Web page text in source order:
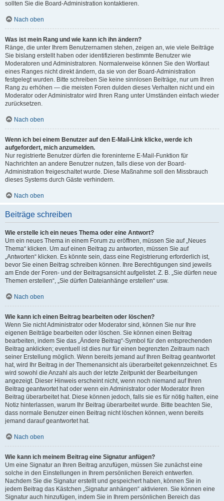
sollten Sie die Board-Administration kontaktieren.
Nach oben
Was ist mein Rang und wie kann ich ihn ändern?
Ränge, die unter Ihrem Benutzernamen stehen, zeigen an, wie viele Beiträge
Sie bislang erstellt haben oder identifizieren bestimmte Benutzer wie
Moderatoren und Administratoren. Normalerweise können Sie den Wortlaut
eines Ranges nicht direkt ändern, da sie von der Board-Administration
festgelegt wurden. Bitte schreiben Sie keine sinnlosen Beiträge, nur um Ihren
Rang zu erhöhen — die meisten Foren dulden dieses Verhalten nicht und ein
Moderator oder Administrator wird Ihren Rang unter Umständen einfach wieder
zurücksetzen.
Nach oben
Wenn ich bei einem Benutzer auf den E-Mail-Link klicke, werde ich
aufgefordert, mich anzumelden.
Nur registrierte Benutzer dürfen die foreninterne E-Mail-Funktion für
Nachrichten an andere Benutzer nutzen, falls diese von der Board-
Administration freigeschaltet wurde. Diese Maßnahme soll den Missbrauch
dieses Systems durch Gäste verhindern.
Nach oben
Beiträge schreiben
Wie erstelle ich ein neues Thema oder eine Antwort?
Um ein neues Thema in einem Forum zu eröffnen, müssen Sie auf „Neues
Thema“ klicken. Um auf einen Beitrag zu antworten, müssen Sie auf
„Antworten“ klicken. Es könnte sein, dass eine Registrierung erforderlich ist,
bevor Sie einen Beitrag schreiben können. Ihre Berechtigungen sind jeweils
am Ende der Foren- und der Beitragsansicht aufgelistet. Z. B. „Sie dürfen neue
Themen erstellen“, „Sie dürfen Dateianhänge erstellen“ usw.
Nach oben
Wie kann ich einen Beitrag bearbeiten oder löschen?
Wenn Sie nicht Administrator oder Moderator sind, können Sie nur Ihre
eigenen Beiträge bearbeiten oder löschen. Sie können einen Beitrag
bearbeiten, indem Sie das „Ändere Beitrag“-Symbol für den entsprechenden
Beitrag anklicken; eventuell ist dies nur für einen begrenzten Zeitraum nach
seiner Erstellung möglich. Wenn bereits jemand auf Ihren Beitrag geantwortet
hat, wird Ihr Beitrag in der Themenansicht als überarbeitet gekennzeichnet. Es
wird sowohl die Anzahl als auch der letzte Zeitpunkt der Bearbeitungen
angezeigt. Dieser Hinweis erscheint nicht, wenn noch niemand auf Ihren
Beitrag geantwortet hat oder wenn ein Administrator oder Moderator Ihren
Beitrag überarbeitet hat. Diese können jedoch, falls sie es für nötig halten, eine
Notiz hinterlassen, warum Ihr Beitrag überarbeitet wurde. Bitte beachten Sie,
dass normale Benutzer einen Beitrag nicht löschen können, wenn bereits
jemand darauf geantwortet hat.
Nach oben
Wie kann ich meinem Beitrag eine Signatur anfügen?
Um eine Signatur an Ihren Beitrag anzufügen, müssen Sie zunächst eine
solche in den Einstellungen in Ihrem persönlichen Bereich entwerfen.
Nachdem Sie die Signatur erstellt und gespeichert haben, können Sie in
jedem Beitrag das Kästchen „Signatur anhängen“ aktivieren. Sie können eine
Signatur auch hinzufügen, indem Sie in Ihrem persönlichen Bereich das